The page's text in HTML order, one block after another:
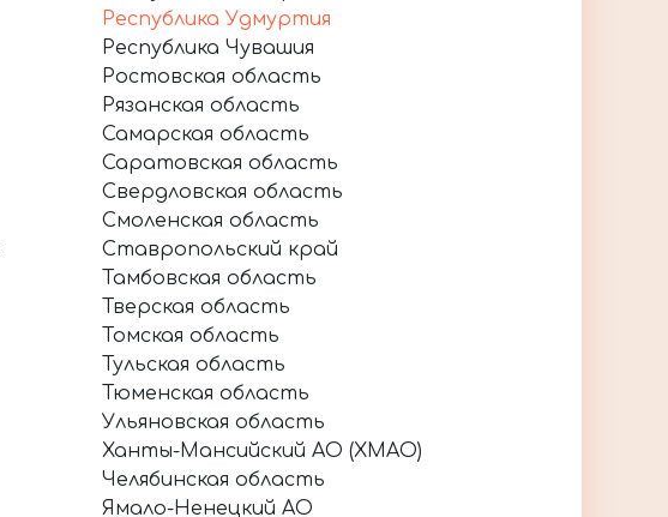
Республика Удмуртия
Республика Чувашия
Ростовская область
Рязанская область
Самарская область
Саратовская область
Свердловская область
Смоленская область
Ставропольский край
Тамбовская область
Тверская область
Томская область
Тульская область
Тюменская область
Ульяновская область
Ханты-Мансийский АО (ХМАО)
Челябинская область
Ямало-Ненецкий АО